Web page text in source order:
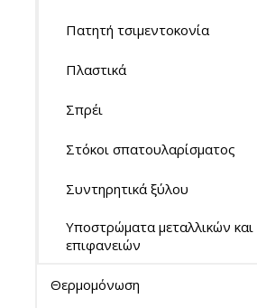
Πατητή τσιμεντοκονία
Πλαστικά
Σπρέι
Στόκοι σπατουλαρίσματος
Συντηρητικά ξύλου
Υποστρώματα μεταλλικών και
επιφανειών
Θερμομόνωση